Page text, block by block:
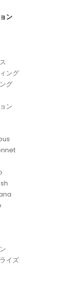
ン
ング
グ
ン
イズ